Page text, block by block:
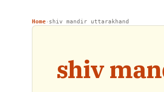
Home› shiv mandir uttarakhand
shiv